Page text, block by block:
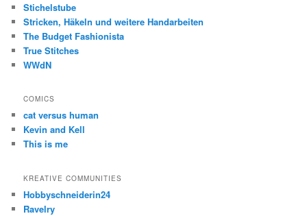
Stichelstube
Stricken, Häkeln und weitere Handarbeiten
The Budget Fashionista
True Stitches
WWdN
COMICS
cat versus human
Kevin and Kell
This is me
KREATIVE COMMUNITIES
Hobbyschneiderin24
Ravelry